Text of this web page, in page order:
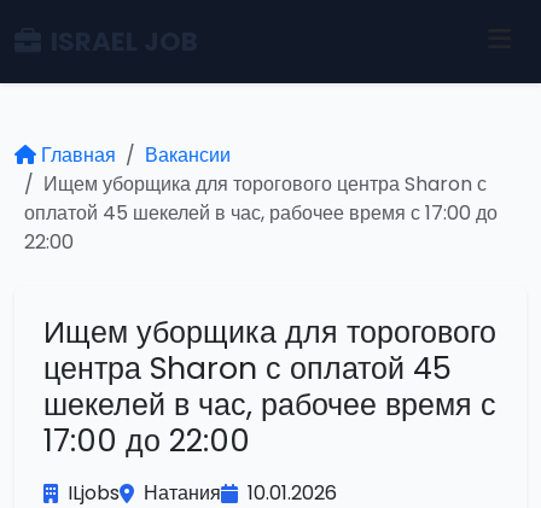
Главная
Вакансии
Ищем уборщика для торогового центра Sharon с
оплатой 45 шекелей в час, рабочее время с 17:00 до
22:00
Ищем уборщика для торогового
центра Sharon с оплатой 45
шекелей в час, рабочее время с
17:00 до 22:00
ILjobs Натания 10.01.2026